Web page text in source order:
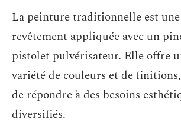
La peinture traditionnelle est
revêtement appliquée avec un
pistolet pulvérisateur. Elle offre
variété de couleurs et de
de répondre à des besoins
diversifiés.